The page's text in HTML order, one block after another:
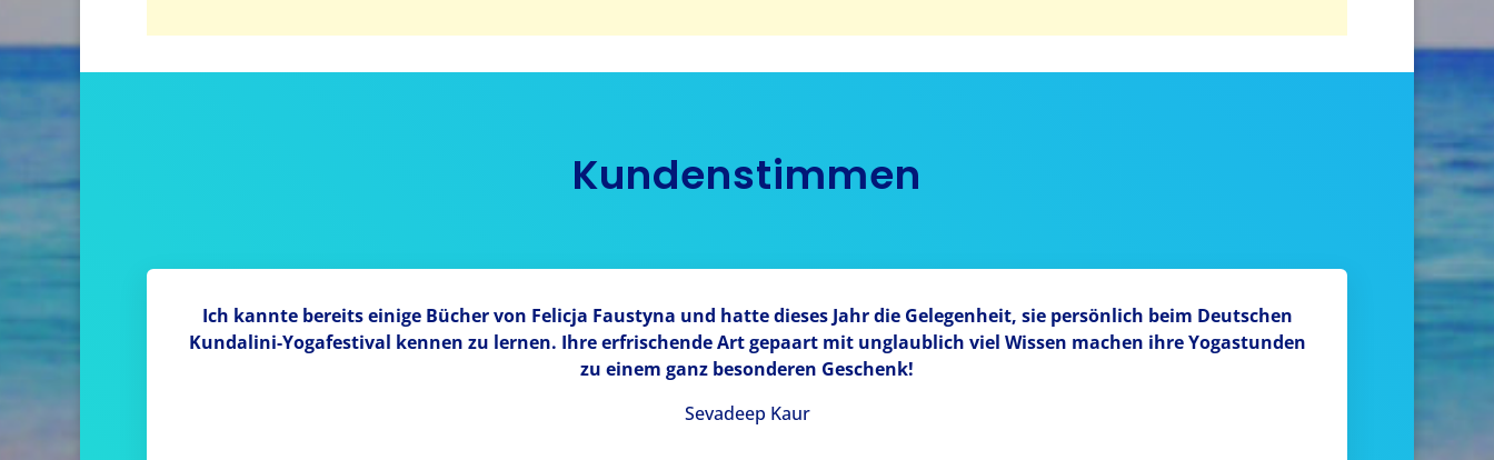
Kundenstimmen
Ich kannte bereits einige Bücher von Felicja Faustyna und hatte dieses Jahr die Gelegenheit, sie persönlich beim Deutschen
Kundalini-Yogafestival kennen zu lernen. Ihre erfrischende Art gepaart mit unglaublich viel Wissen machen ihre Yogastunden
zu einem ganz besonderen Geschenk!
Sevadeep Kaur